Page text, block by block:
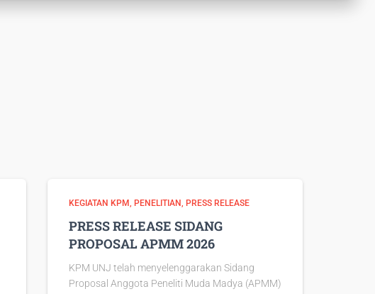
KEGIATAN KPM PENELITIAN PRESS RELEASE
PRESS RELEASE SIDANG
PROPOSAL APMM 2026
KPM UNJ telah menyelenggarakan Sidang
Proposal Anggota Peneliti Muda Madya (APMM)